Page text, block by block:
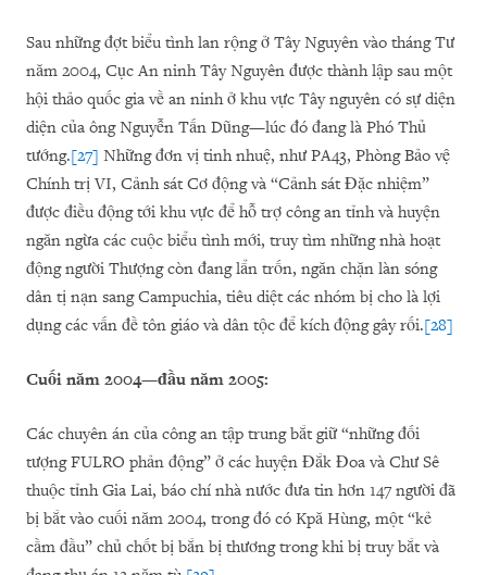
Sau những đợt biểu tình lan rộng ở Tây Nguyên vào tháng Tư
năm 2004, Cục An ninh Tây Nguyên được thành lập sau một
hội thảo quốc gia về an ninh ở khu vực Tây nguyên có sự diện
diện của ông Nguyễn Tấn Dũng—lúc đó đang là Phó Thủ
tướng.[27] Những đơn vị tinh nhuệ, như PA43, Phòng Bảo vệ
Chính trị VI, Cảnh sát Cơ động và “Cảnh sát Đặc nhiệm”
được điều động tới khu vực để hỗ trợ công an tỉnh và huyện
ngăn ngừa các cuộc biểu tình mới, truy tìm những nhà hoạt
động người Thượng còn đang lẩn trốn, ngăn chặn làn sóng
dân tị nạn sang Campuchia, tiêu diệt các nhóm bị cho là lợi
dụng các vấn đề tôn giáo và dân tộc để kích động gây rối.[28]
Cuối năm 2004—đầu năm 2005:
Các chuyên án của công an tập trung bắt giữ “những đối
tượng FULRO phản động” ở các huyện Đắk Đoa và Chư Sê
thuộc tỉnh Gia Lai, báo chí nhà nước đưa tin hơn 147 người đã
bị bắt vào cuối năm 2004, trong đó có Kpă Hùng, một “kẻ
cầm đầu” chủ chốt bị bắn bị thương trong khi bị truy bắt và